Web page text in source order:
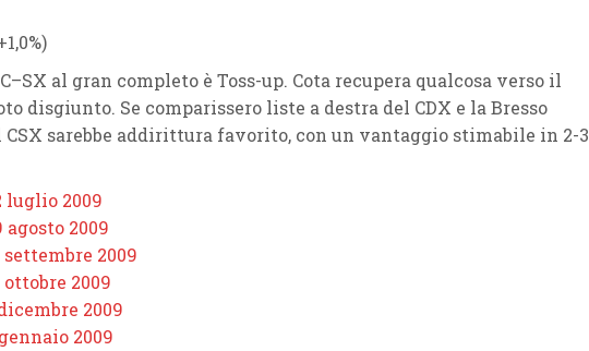
)
C–SX al gran completo è Toss-up. Cota recupera qualcosa verso il
disgiunto. Se comparissero liste a destra del CDX e la Bresso
CSX sarebbe addirittura favorito, con un vantaggio stimabile in 2-3
luglio 2009
2009
2009
2009
2009
2009